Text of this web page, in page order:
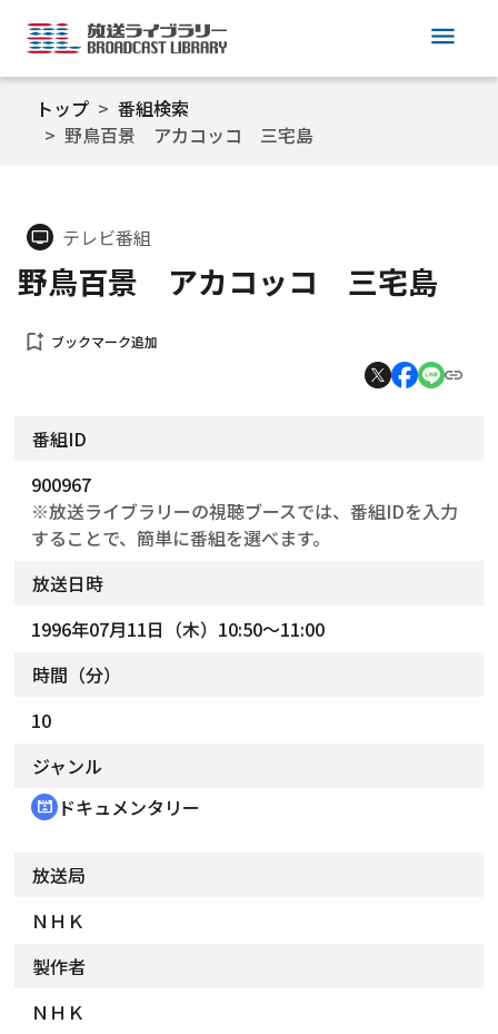
menu
トップ
番組検索
野鳥百景 アカコッコ 三宅島
tv テレビ番組
野鳥百景 アカコッコ 三宅島
bookmark_add ブックマーク追加
番組ID
900967
※放送ライブラリーの視聴ブースでは、番組IDを入力
することで、簡単に番組を選べます。
放送日時
1996年07月11日（木）10:50～11:00
時間（分）
10
ジャンル
cinematic_blur ドキュメンタリー
放送局
ＮＨＫ
製作者
ＮＨＫ